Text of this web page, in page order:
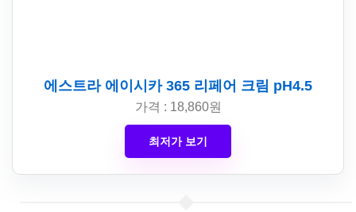
에스트라 에이시카 365 리페어 크림 pH4.5
가격 : 18,860원
최저가 보기